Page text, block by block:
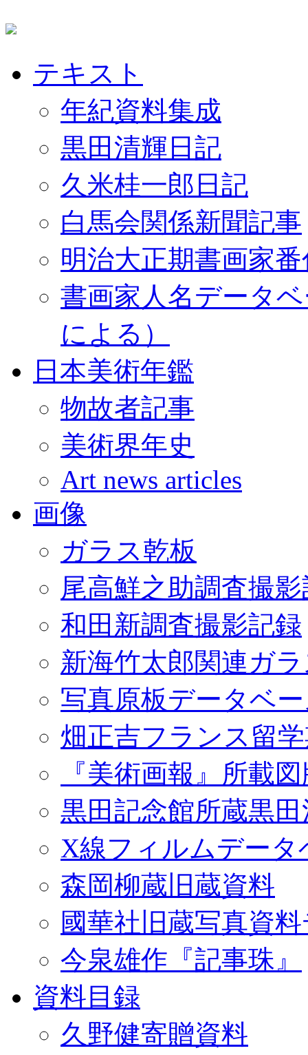
テキスト
年紀資料集成
黒田清輝日記
久米桂一郎日記
白馬会関係新聞記事
明治大正期書画家
書画家人名データ
による）
日本美術年鑑
物故者記事
美術界年史
Art news articles
画像
ガラス乾板
尾高鮮之助調査撮
和田新調査撮影記録
新海竹太郎関連ガ
写真原板データベ
畑正吉フランス留
『美術画報』所載
黒田記念館所蔵黒
X線フィルムデータ
森岡柳蔵旧蔵資料
國華社旧蔵写真資
今泉雄作『記事珠』
資料目録
久野健寄贈資料